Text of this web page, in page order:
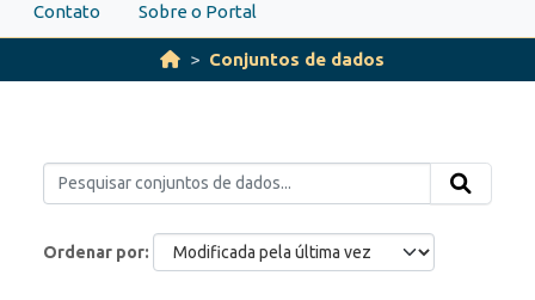
Contato Sobre o Portal
Conjuntos de dados
Ordenar por